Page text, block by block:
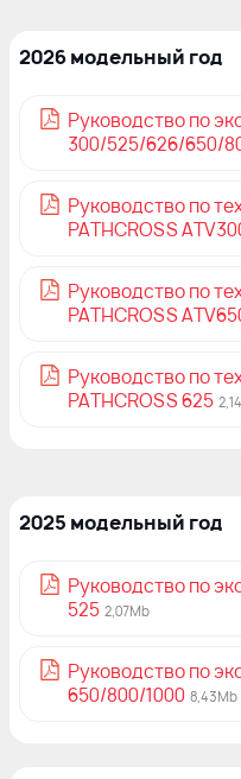
2026 модельный год
Руководство по
300/525/626/650/
Руководство по
PATHCROSS
Руководство по
PATHCROSS
Руководство по
PATHCROSS 625
2025 модельный год
Руководство по
525 2,07Mb
Руководство по
650/800/1000 8,43Mb